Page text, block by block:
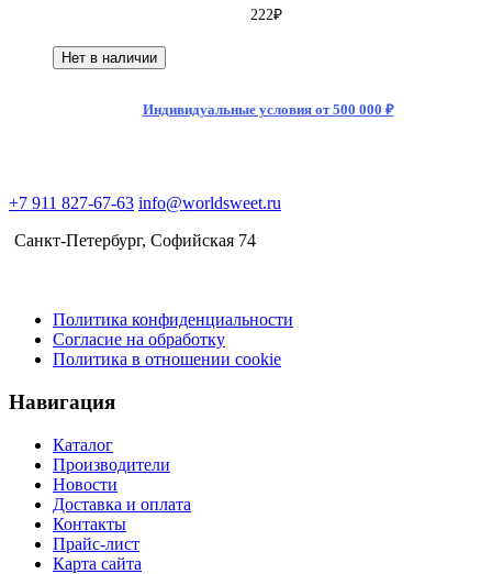
222₽
Нет в наличии
Индивидуальные условия от 500 000 ₽
+7 911 827-67-63 info@worldsweet.ru
Санкт-Петербург​, Софийская 74
Политика конфиденциальности
Согласие на обработку
Политика в отношении cookie
Навигация
Каталог
Производители
Новости
Доставка и оплата
Контакты
Прайс-лист
Карта сайта